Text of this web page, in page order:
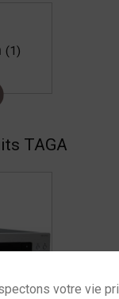
(1)
TAGA